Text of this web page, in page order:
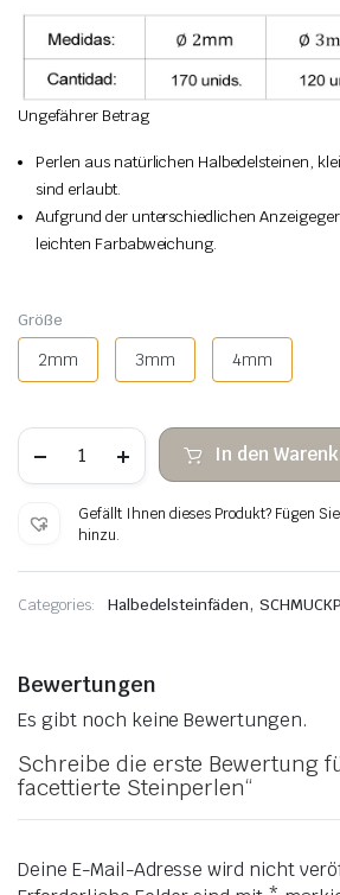
Ungefährer Betrag
Perlen aus natürlichen Halbedelsteinen,
sind erlaubt.
Aufgrund der unterschiedlichen
leichten Farbabweichung.
Größe
2mm 3mm 4mm
facettierte
Steinperlen
In den
Gefällt Ihnen dieses Produkt? Fügen
hinzu.
Categories: Halbedelsteinfäden,
Bewertungen
Es gibt noch keine Bewertungen.
Schreibe die erste Bewertung
facettierte Steinperlen“
Deine E-Mail-Adresse wird nicht